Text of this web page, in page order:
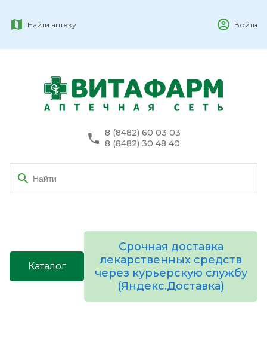
Найти аптеку Войти
8 (8482) 60 03 03
8 (8482) 30 48 40
Каталог
Срочная доставка
лекарственных средств
через курьерскую службу
(Яндекс.Доставка)